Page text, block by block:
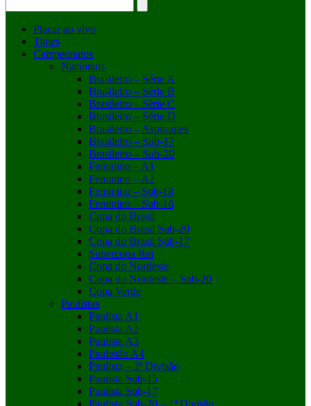
Placar ao vivo
Times
Campeonatos
Nacionais
Brasileiro – Série A
Brasileiro – Série B
Brasileiro – Série C
Brasileiro – Série D
Brasileiro – Aspirantes
Brasileiro – Sub-17
Brasileiro – Sub-20
Feminino – A1
Feminino – A2
Feminino – Sub-18
Feminino – Sub-16
Copa do Brasil
Copa do Brasil Sub-20
Copa do Brasil Sub-17
Supercopa Rei
Copa do Nordeste
Copa do Nordeste – Sub-20
Copa Verde
Paulistas
Paulista A1
Paulista A2
Paulista A3
Paulistão A4
Paulista – 2ª Divisão
Paulista Sub-15
Paulista Sub-17
Paulista Sub-20 – 1ª Divisão